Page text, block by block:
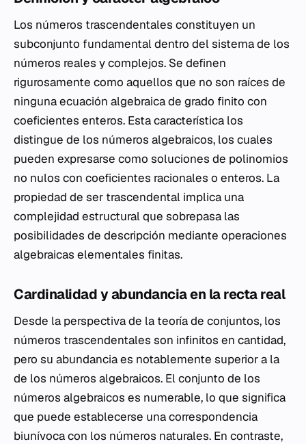
Los números trascendentales constituyen un
subconjunto fundamental dentro del sistema de los
números reales y complejos. Se definen
rigurosamente como aquellos que no son raíces de
ninguna ecuación algebraica de grado finito con
coeficientes enteros. Esta característica los
distingue de los números algebraicos, los cuales
pueden expresarse como soluciones de polinomios
no nulos con coeficientes racionales o enteros. La
propiedad de ser trascendental implica una
complejidad estructural que sobrepasa las
posibilidades de descripción mediante operaciones
algebraicas elementales finitas.
Cardinalidad y abundancia en la recta real
Desde la perspectiva de la teoría de conjuntos, los
números trascendentales son infinitos en cantidad,
pero su abundancia es notablemente superior a la
de los números algebraicos. El conjunto de los
números algebraicos es numerable, lo que significa
que puede establecerse una correspondencia
biunívoca con los números naturales. En contraste,